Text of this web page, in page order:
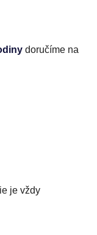
doručíme na
je vždy